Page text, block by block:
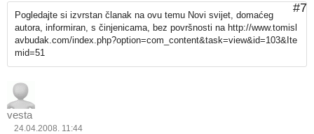
#7
Pogledajte si izvrstan članak na ovu temu Novi svijet, domaćeg
autora, informiran, s činjenicama, bez površnosti na http://www.tomisl
avbudak.com/index.php?option=com_content&task=view&id=103&Ite
mid=51
vesta
24.04.2008. 11:44